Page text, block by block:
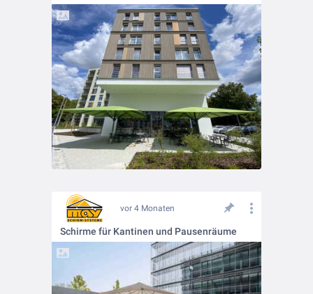
vor 4 Monaten
Schirme für Kantinen und Pausenräume